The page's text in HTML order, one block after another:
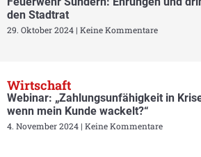
den Stadtrat
29. Oktober 2024 Keine Kommentare
Wirtschaft
Webinar: „Zahlungsunfähigkeit in
wenn mein Kunde wackelt?“
4. November 2024 Keine Kommentare